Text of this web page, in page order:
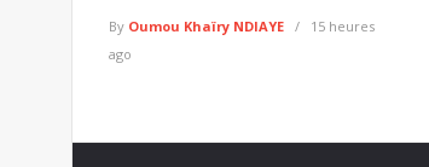
By Oumou Khaïry NDIAYE
15 heures
ago